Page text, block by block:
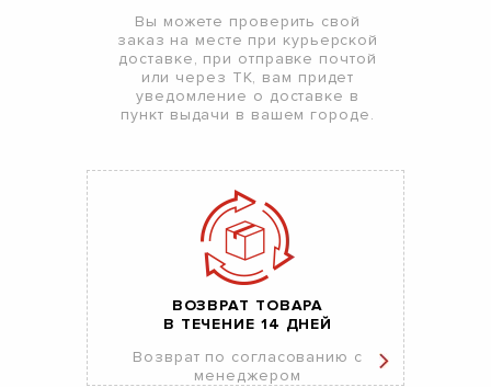
Вы можете проверить свой
заказ на месте при курьерской
доставке, при отправке почтой
или через ТК, вам придет
уведомление о доставке в
пункт выдачи в вашем городе.
ВОЗВРАТ ТОВАРА
В ТЕЧЕНИЕ 14 ДНЕЙ
Возврат по согласованию с
менеджером